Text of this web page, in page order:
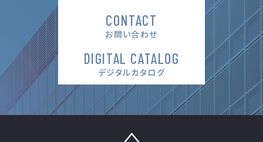
CONTACT
お問い合わせ
DIGITAL CATALOG
デジタルカタログ